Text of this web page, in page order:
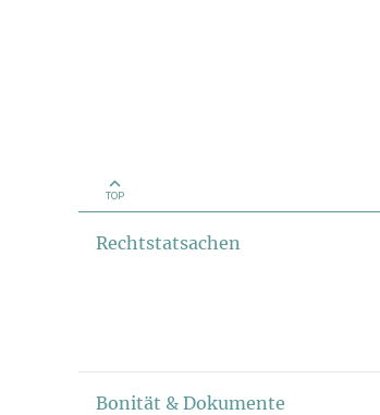
TOP
Rechtstatsachen
Bonität & Dokumente